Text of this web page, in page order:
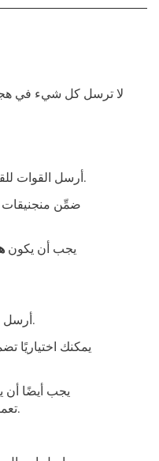
لا ترسل كل شيء في
أرسل القوات للقضاء على القوات المدافعة.
ضمِّن منجنيقات
يجب أن يكون
أرسل إداريك (إدارييك) مع القوات.
يمكنك اختياريًا
يجب أيضًا أن
تعمل المنجنيقات ولا الإداريون.